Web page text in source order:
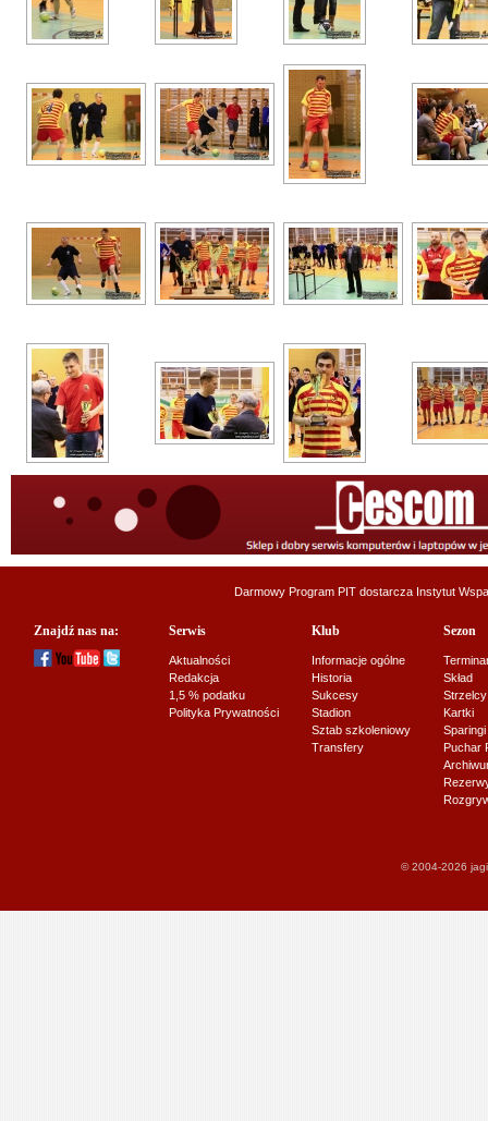
Darmowy Program PIT dostarcza Instytut
Znajdź nas na: Serwis
Aktualności
Redakcja
1,5 % podatku
Polityka Prywatności
Klub
Informacje ogólne
Historia
Sukcesy
Stadion
Sztab szkoleniowy
Transfery
Sezon
Skład
Strzelcy
Kartki
Sparingi
Puchar
© 2004-2026